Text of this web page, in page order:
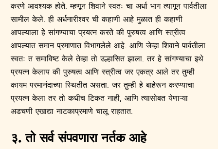
करणे आवश्यक होते. म्हणून शिवाने स्वतः चा अर्धा भाग त्यागून पार्वतीला
सामील केले. ही अर्धनारीश्वर ची कहाणी आहे मुळात ही कहाणी
आपल्याला हे सांगण्याचा प्रयत्न करते की पुरुषत्व आणि स्त्रीत्व
आपल्यात समान प्रमाणात विभागलेले आहे. आणि जेव्हा शिवाने पार्वतीला
स्वतः त समाविष्ट केले तेव्हा तो उल्हासित झाला. तर हे सांगण्याचा इथे
प्रयत्न केलाय की पुरुषत्व आणि स्त्रीत्व जर एकत्र आले तर तुम्ही
कायम परमानंदाच्या स्थितीत असता. जर तुम्ही हे बाहेरून करण्याचा
प्रयत्न केला तर तो कधीच टिकत नाही, आणि त्यासोबत येणाऱ्या
अडचणी एखाद्या नाटकाप्रमाणे चालू राहतात.
३. तो सर्व संपवणारा नर्तक आहे